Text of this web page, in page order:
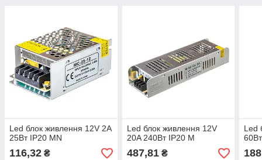
Led блок живлення 12V 2A
25Вт IP20 MN
116,32 ₴
Led блок живлення 12V
20A 240Вт IP20 М
487,81₴
Led